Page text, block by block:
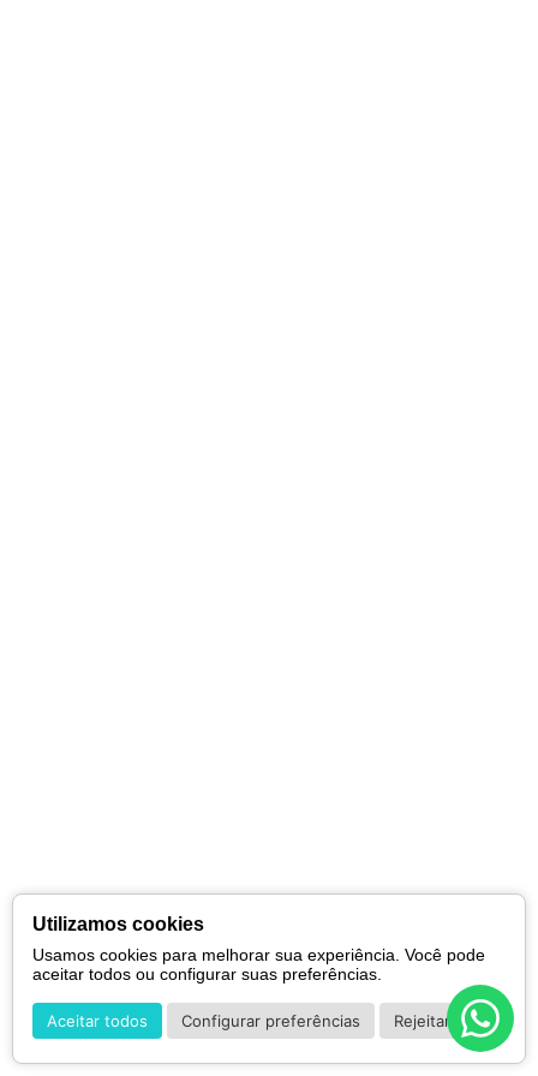
Utilizamos cookies
Usamos cookies para melhorar sua experiência. Você pode
aceitar todos ou configurar suas preferências.
Aceitar todos Configurar preferências Rejeitar